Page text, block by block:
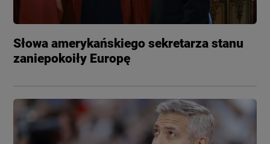
Słowa amerykańskiego sekretarza stanu
zaniepokoiły Europę